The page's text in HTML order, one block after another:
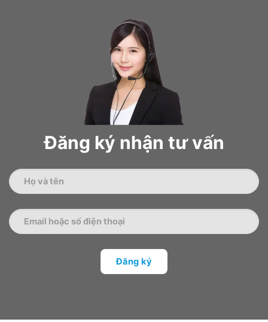
Đăng ký nhận tư vấn